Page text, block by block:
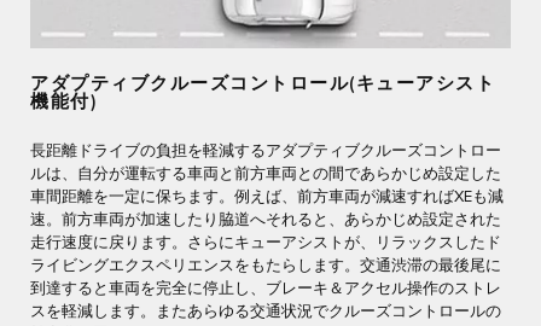
アダプティブクルーズコントロール(キューアシスト
機能付)
長距離ドライブの負担を軽減するアダプティブクルーズコントロー
ルは、自分が運転する車両と前方車両との間であらかじめ設定した
車間距離を一定に保ちます。例えば、前方車両が減速すればXEも減
速。前方車両が加速したり脇道へそれると、あらかじめ設定された
走行速度に戻ります。さらにキューアシストが、リラックスしたド
ライビングエクスペリエンスをもたらします。交通渋滞の最後尾に
到達すると車両を完全に停止し、ブレーキ＆アクセル操作のストレ
スを軽減します。またあらゆる交通状況でクルーズコントロールの